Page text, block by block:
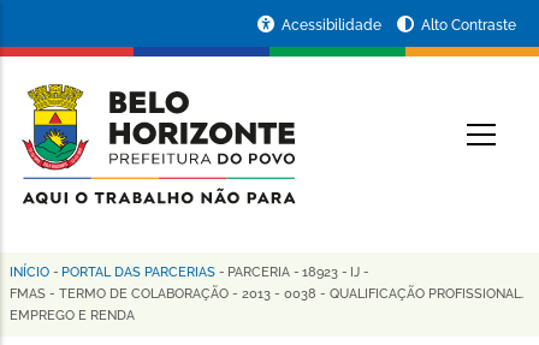
conteúdo
principal
da
Prefeitura
de
Horizonte
Acessibilidade Alto Contraste
Trilha
de
INÍCIO - PORTAL DAS PARCERIAS - PARCERIA - 18923 - IJ -
FMAS - TERMO DE COLABORAÇÃO - 2013 - 0038 - QUALIFICAÇÃO PROFISSIONAL.
EMPREGO E RENDA